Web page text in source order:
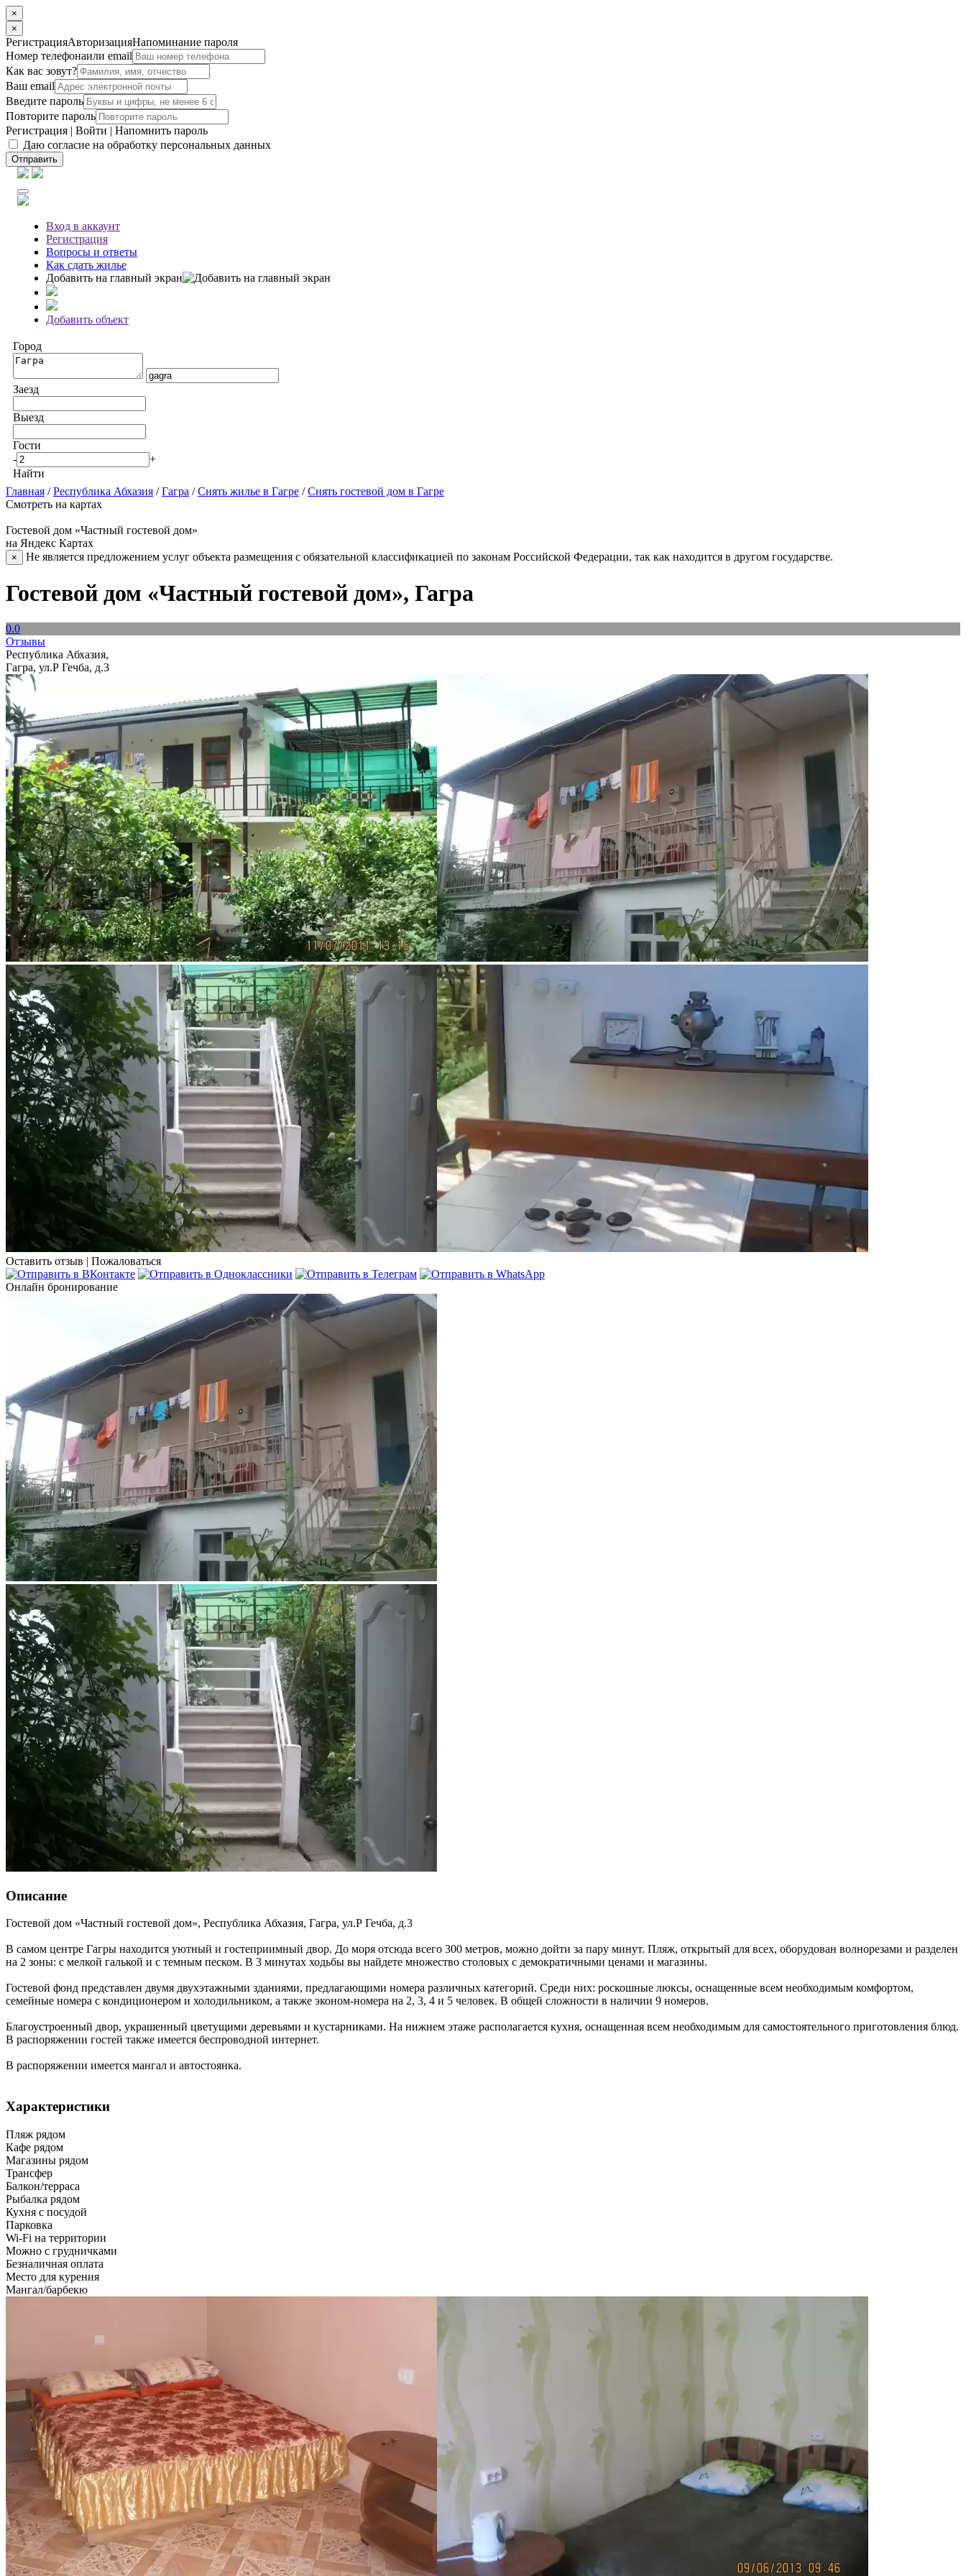
×
×
РегистрацияАвторизацияНапоминание пароля
Номер телефонаили email
Как вас зовут?
Ваш email
Введите пароль
Повторите пароль
Регистрация | Войти | Напомнить пароль
Даю согласие на обработку персональных данных
Отправить
Вход в аккаунт
Регистрация
Вопросы и ответы
Как сдать жилье
Добавить на главный экран
Добавить объект
Город
Заезд
Выезд
Гости
-
+
Найти
Главная /Республика Абхазия /Гагра /Снять жилье в Гагре /Снять гостевой дом в Гагре
Смотреть на картах
Гостевой дом «Частный гостевой дом»
на Яндекс Картах
× Не является предложением услуг объекта размещения с обязательной классификацией по законам Российской Федерации, так как находится в другом государстве.
Гостевой дом «Частный гостевой дом», Гагра
0.0
Отзывы
Республика Абхазия,
Гагра, ул.Р Гечба, д.3
Оставить отзыв | Пожаловаться
Онлайн бронирование
Описание
Гостевой дом «Частный гостевой дом», Республика Абхазия, Гагра, ул.Р Гечба, д.3
В самом центре Гагры находится уютный и гостеприимный двор. До моря отсюда всего 300 метров, можно дойти за пару минут. Пляж, открытый для всех, оборудован волнорезами и разделен
на 2 зоны: с мелкой галькой и с темным песком. В 3 минутах ходьбы вы найдете множество столовых с демократичными ценами и магазины.
Гостевой фонд представлен двумя двухэтажными зданиями, предлагающими номера различных категорий. Среди них: роскошные люксы, оснащенные всем необходимым комфортом,
семейные номера с кондиционером и холодильником, а также эконом-номера на 2, 3, 4 и 5 человек. В общей сложности в наличии 9 номеров.
Благоустроенный двор, украшенный цветущими деревьями и кустарниками. На нижнем этаже располагается кухня, оснащенная всем необходимым для самостоятельного приготовления блюд.
В распоряжении гостей также имеется беспроводной интернет.
В распоряжении имеется мангал и автостоянка.
Характеристики
Пляж рядом
Кафе рядом
Магазины рядом
Трансфер
Балкон/терраса
Рыбалка рядом
Кухня с посудой
Парковка
Wi-Fi на территории
Можно с грудничками
Безналичная оплата
Место для курения
Мангал/барбекю